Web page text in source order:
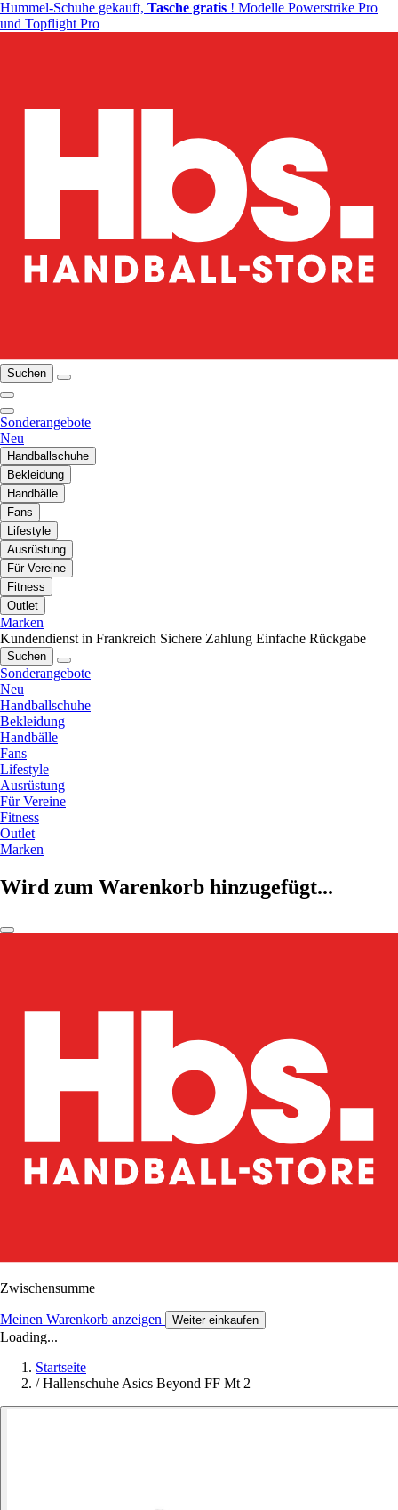
Hummel-Schuhe gekauft, Tasche gratis ! Modelle Powerstrike Pro
und Topflight Pro
Suchen
Sonderangebote
Neu
Handballschuhe
Bekleidung
Handbälle
Fans
Lifestyle
Ausrüstung
Für Vereine
Fitness
Outlet
Marken
Kundendienst in Frankreich Sichere Zahlung Einfache Rückgabe
Suchen
Sonderangebote
Neu
Handballschuhe
Bekleidung
Handbälle
Fans
Lifestyle
Ausrüstung
Für Vereine
Fitness
Outlet
Marken
Wird zum Warenkorb hinzugefügt...
Zwischensumme
Meinen Warenkorb anzeigen Weiter einkaufen
Loading...
Startseite
/ Hallenschuhe Asics Beyond FF Mt 2